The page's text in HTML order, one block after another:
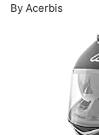
By Acerbis